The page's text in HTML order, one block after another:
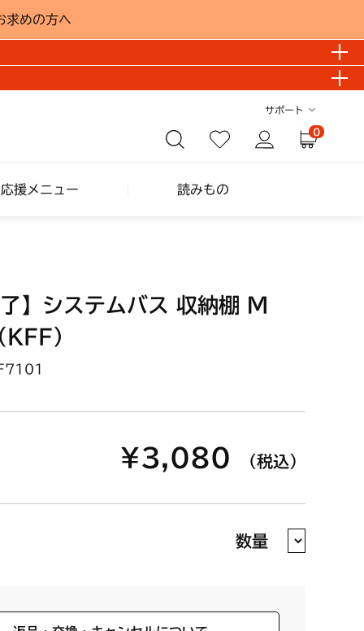
求めの方へ
サポート
0
援メニュー 読みもの
】システムバス 収納棚 Ｍ
）
¥3,080 （税込）
数量